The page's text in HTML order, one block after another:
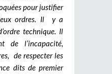
pour justifier
ordres. Il y a
technique. Il
de l’incapacité,
de respecter les
dits de premier